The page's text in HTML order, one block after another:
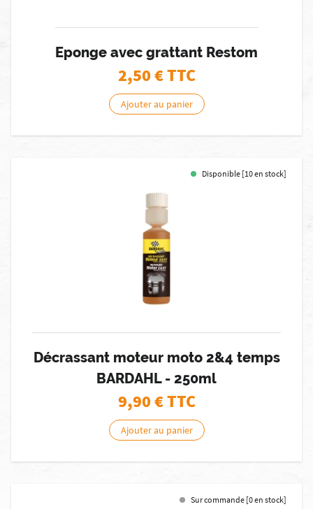
Eponge avec grattant Restom
2,50€ TTC
Ajouter au panier
Disponible [10 en stock]
Décrassant moteur moto 2&4 temps
BARDAHL - 250ml
9,90€ TTC
Ajouter au panier
Sur commande [0 en stock]